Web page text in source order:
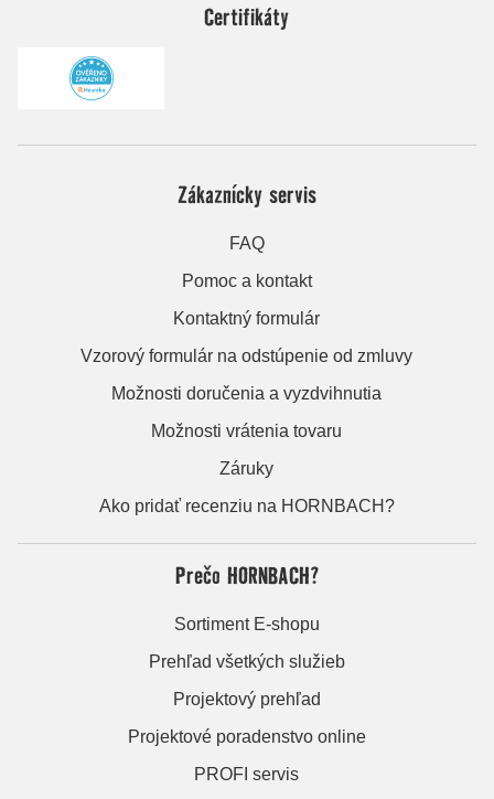
Certifikáty
Zákaznícky servis
FAQ
Pomoc a kontakt
Kontaktný formulár
Vzorový formulár na odstúpenie od zmluvy
Možnosti doručenia a vyzdvihnutia
Možnosti vrátenia tovaru
Záruky
Ako pridať recenziu na HORNBACH?
Prečo HORNBACH?
Sortiment E-shopu
Prehľad všetkých služieb
Projektový prehľad
Projektové poradenstvo online
PROFI servis